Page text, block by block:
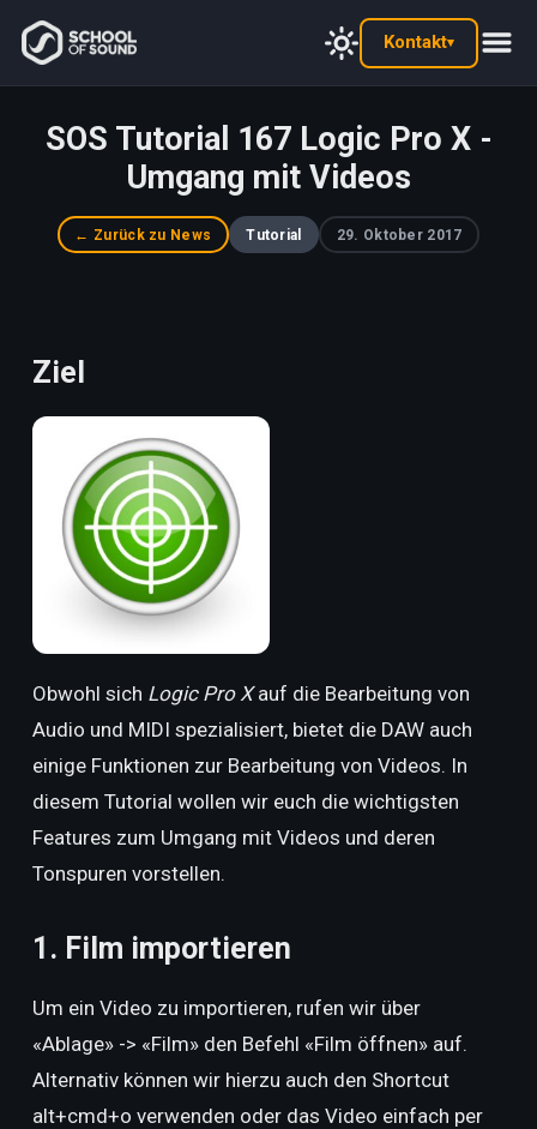
Kontakt▾
SOS Tutorial 167 Logic Pro X -
Umgang mit Videos
← Zurück zu News Tutorial 29. Oktober 2017
Ziel
Obwohl sich Logic Pro Xauf die Bearbeitung von
Audio und MIDI spezialisiert, bietet die DAW auch
einige Funktionen zur Bearbeitung von Videos. In
diesem Tutorial wollen wir euch die wichtigsten
Features zum Umgang mit Videos und deren
Tonspuren vorstellen.
1. Film importieren
Um ein Video zu importieren, rufen wir über
«Ablage» -> «Film» den Befehl «Film öffnen» auf.
Alternativ können wir hierzu auch den Shortcut
alt+cmd+o verwenden oder das Video einfach per